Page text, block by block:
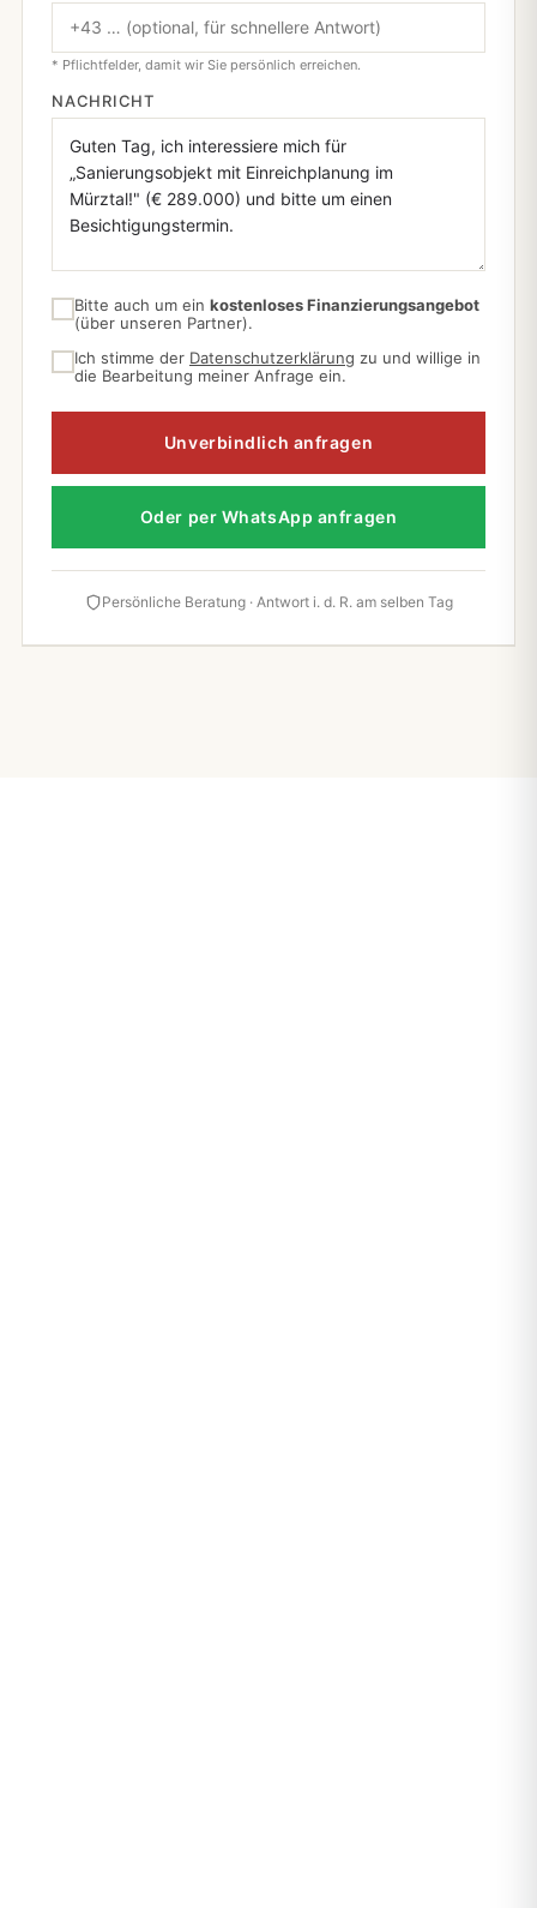
* Pflichtfelder, damit wir Sie persönlich erreichen.
NACHRICHT
Bitte auch um ein kostenloses Finanzierungsangebot
(über unseren Partner).
Ich stimme der Datenschutzerklärung zu und willige in
die Bearbeitung meiner Anfrage ein.
Unverbindlich anfragen
Oder per WhatsApp anfragen
Persönliche Beratung · Antwort i. d. R. am selben Tag